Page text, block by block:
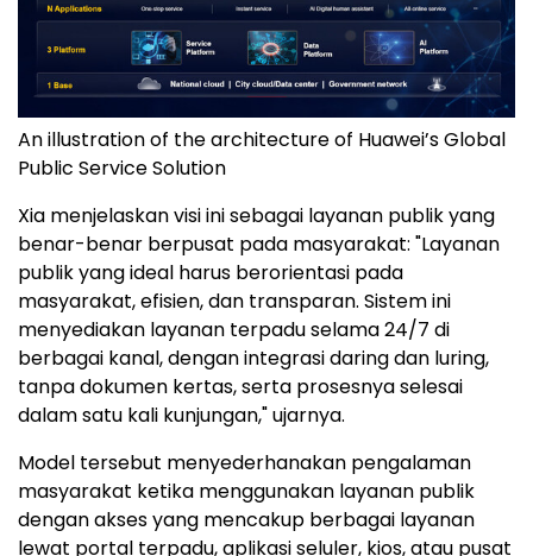
An illustration of the architecture of Huawei’s Global
Public Service Solution
Xia menjelaskan visi ini sebagai layanan publik yang
benar-benar berpusat pada masyarakat: "Layanan
publik yang ideal harus berorientasi pada
masyarakat, efisien, dan transparan. Sistem ini
menyediakan layanan terpadu selama 24/7 di
berbagai kanal, dengan integrasi daring dan luring,
tanpa dokumen kertas, serta prosesnya selesai
dalam satu kali kunjungan," ujarnya.